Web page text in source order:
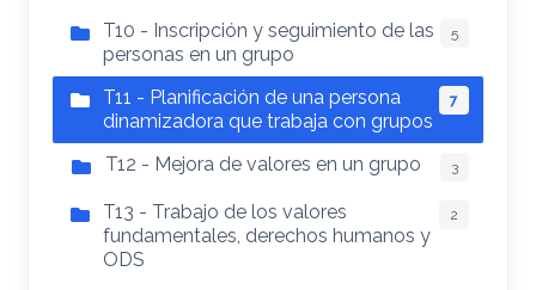
T10 - Inscripción y seguimiento de las
personas en un grupo
5
T11 - Planificación de una persona
dinamizadora que trabaja con grupos
7
T12 - Mejora de valores en un grupo 3
T13 - Trabajo de los valores
fundamentales, derechos humanos y
ODS
2